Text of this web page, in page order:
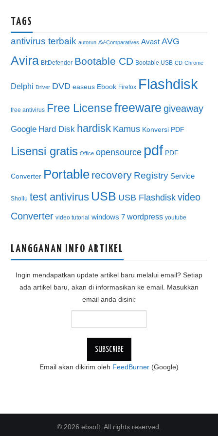
TAGS
antivirus terbaik autorun AV-Comparatives Avast AVG
Avira BitDefender Bootable CD Bootable USB CD Chrome
Delphi Driver DVD easeus Ebook Firefox Flashdisk
free antivirus Free License freeware giveaway
Google Hard Disk hardisk Kamus Konversi PDF
Lisensi gratis Office opensource pdf PDF
Converter Portable recovery Registry Service
Shollu test antivirus USB USB Flashdisk video
Converter video tutorial windows 7 wordpress youtube
LANGGANAN INFO ARTIKEL
Ingin mendapatkan update artikel baru melalui email? Setiap
ada artikel baru, akan di informasikan ke email. Masukkan
email anda disini:
Email akan dikirim oleh FeedBurner (Google)
© 2026 ebsoft. All rights reserved.